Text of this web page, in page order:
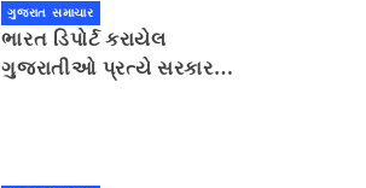
ગુજરાત સમાચાર
ભારત ડિપોર્ટ કરાયેલ
ગુજરાતીઓ પ્રત્યે સરકાર